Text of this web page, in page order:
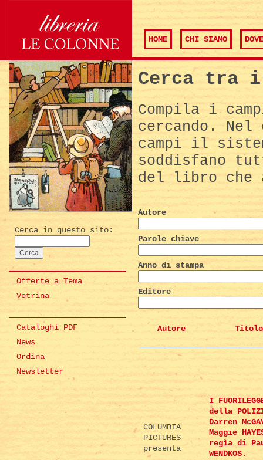
HOME CHI SIAMO
Cerca in questo sito:
Offerte a Tema
Vetrina
Cataloghi PDF
News
Ordina
Newsletter
Cerca tra
Compila i
cercando.
campi il
soddisfano
del libro che
Autore
Parole chiave
Anno di stampa
Editore
Autore Titolo
COLUMBIA
PICTURES
presenta
I
della
Darren
Maggie
regìa di
WENDKOS.